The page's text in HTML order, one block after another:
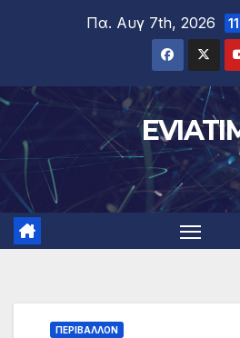
Πα. Αυγ 7th, 2026
ΠΕΡΙΒΑΛΛΟΝ